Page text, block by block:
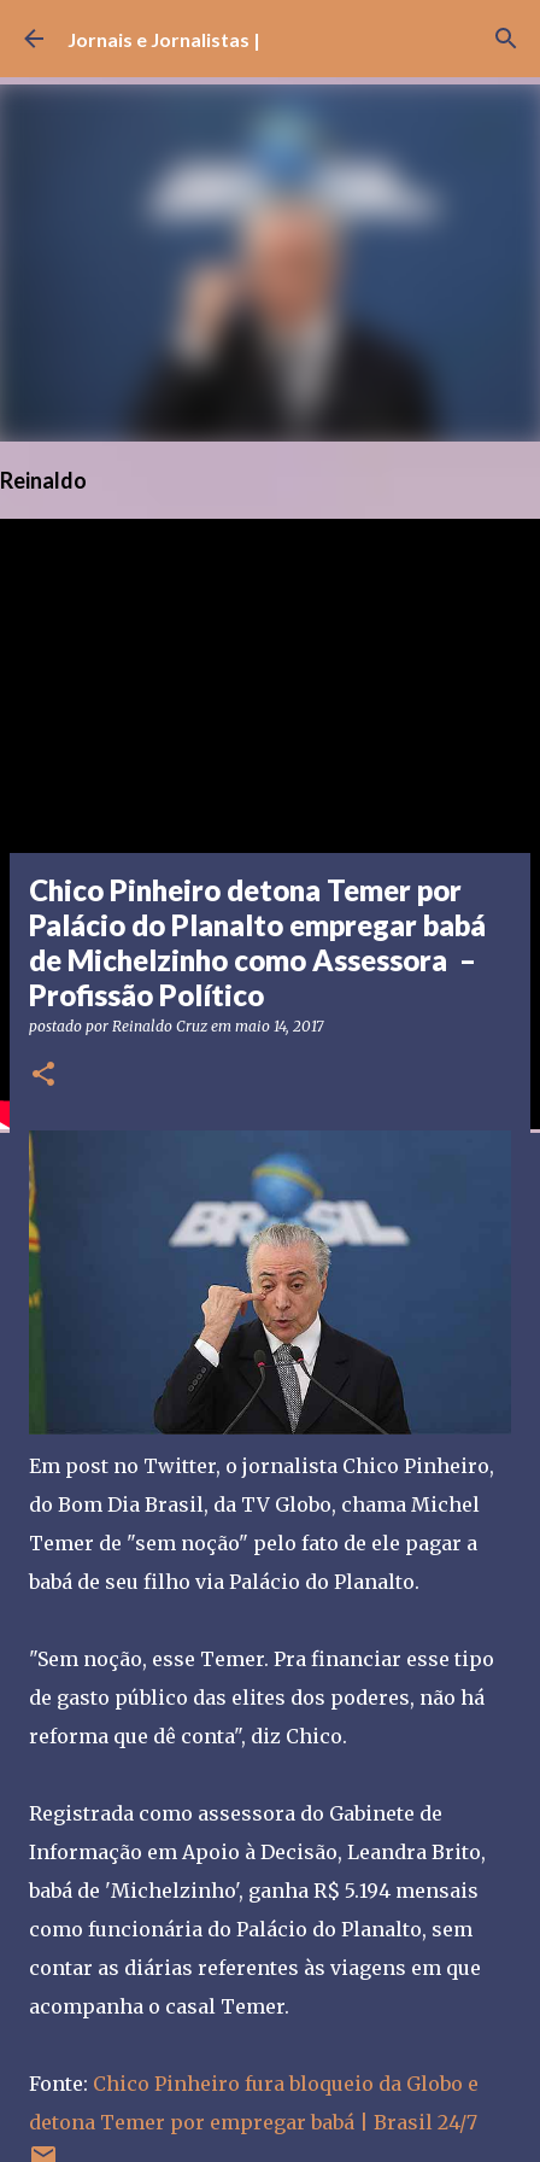
Pular para o conteúdo principal
Jornais e Jornalistas |
Reinaldo
Chico Pinheiro detona Temer por
Palácio do Planalto empregar babá
de Michelzinho como Assessora –
Profissão Político
postado por Reinaldo Cruz em maio 14, 2017
Em post no Twitter, o jornalista Chico Pinheiro,
do Bom Dia Brasil, da TV Globo, chama Michel
Temer de "sem noção" pelo fato de ele pagar a
babá de seu filho via Palácio do Planalto.
"Sem noção, esse Temer. Pra financiar esse tipo
de gasto público das elites dos poderes, não há
reforma que dê conta", diz Chico.
Registrada como assessora do Gabinete de
Informação em Apoio à Decisão, Leandra Brito,
babá de 'Michelzinho', ganha R$ 5.194 mensais
como funcionária do Palácio do Planalto, sem
contar as diárias referentes às viagens em que
acompanha o casal Temer.
Fonte: Chico Pinheiro fura bloqueio da Globo e
detona Temer por empregar babá | Brasil 24/7